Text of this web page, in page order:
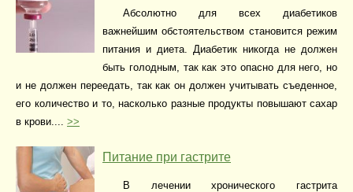
Абсолютно для всех диабетиков
важнейшим обстоятельством становится режим
питания и диета. Диабетик никогда не должен
быть голодным, так как это опасно для него, но
и не должен переедать, так как он должен учитывать съеденное,
его количество и то, насколько разные продукты повышают сахар
в крови.... >>
Питание при гастрите
В лечении хронического гастрита